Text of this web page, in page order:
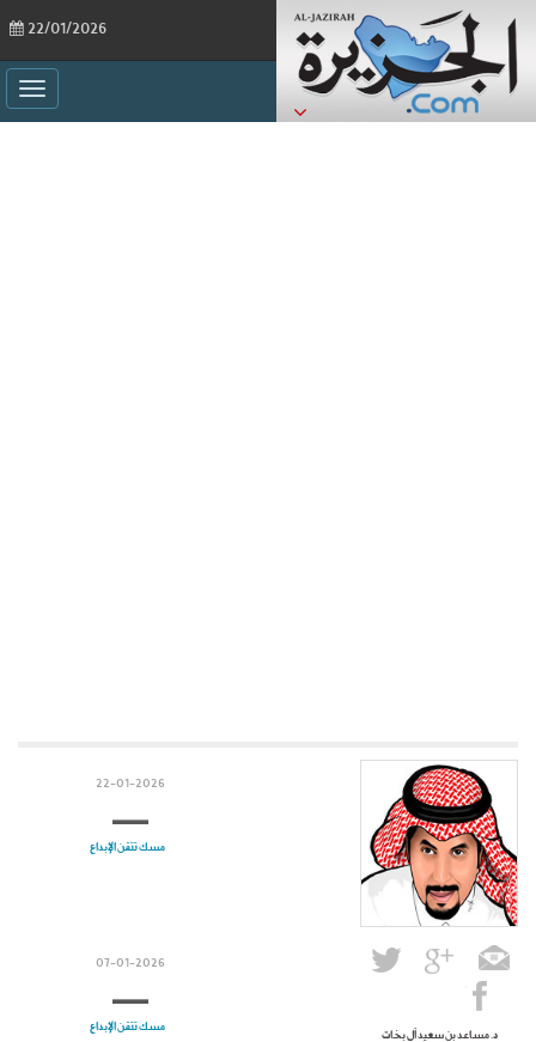
د. مساعد بن سعيد آل بخات
22-01-2026
مسك تتقن الإبداع
07-01-2026
مسك تتقن الإبداع